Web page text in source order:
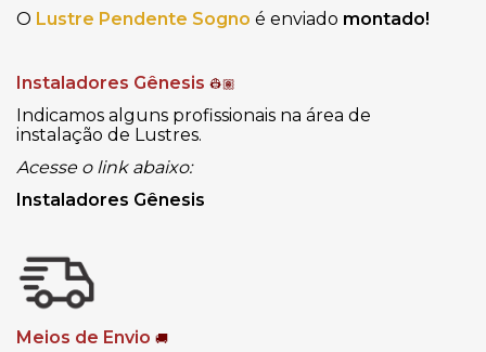
O Lustre Pendente Sogno é enviado montado!
Instaladores Gênesis 👷🏽
Indicamos alguns profissionais na área de
instalação de Lustres.
Acesse o link abaixo:
Instaladores Gênesis
Meios de Envio 🚚